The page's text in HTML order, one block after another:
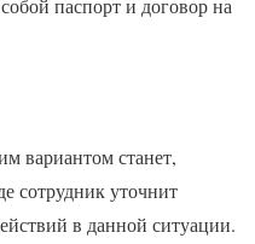
паспорт и договор на
вариантом станет,
сотрудник уточнит
в данной ситуации.